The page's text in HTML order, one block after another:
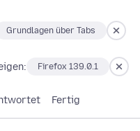
Grundlagen über Tabs
Firefox 139.0.1
Fertig